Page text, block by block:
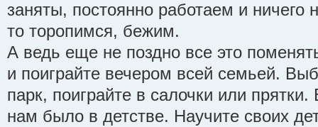
заняты, постоянно работаем и
то торопимся, бежим.
А ведь еще не поздно все это
и поиграйте вечером всей семьей.
парк, поиграйте в салочки или
нам было в детстве. Научите своих